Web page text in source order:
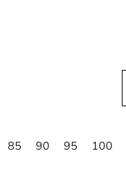
85 90 95 100